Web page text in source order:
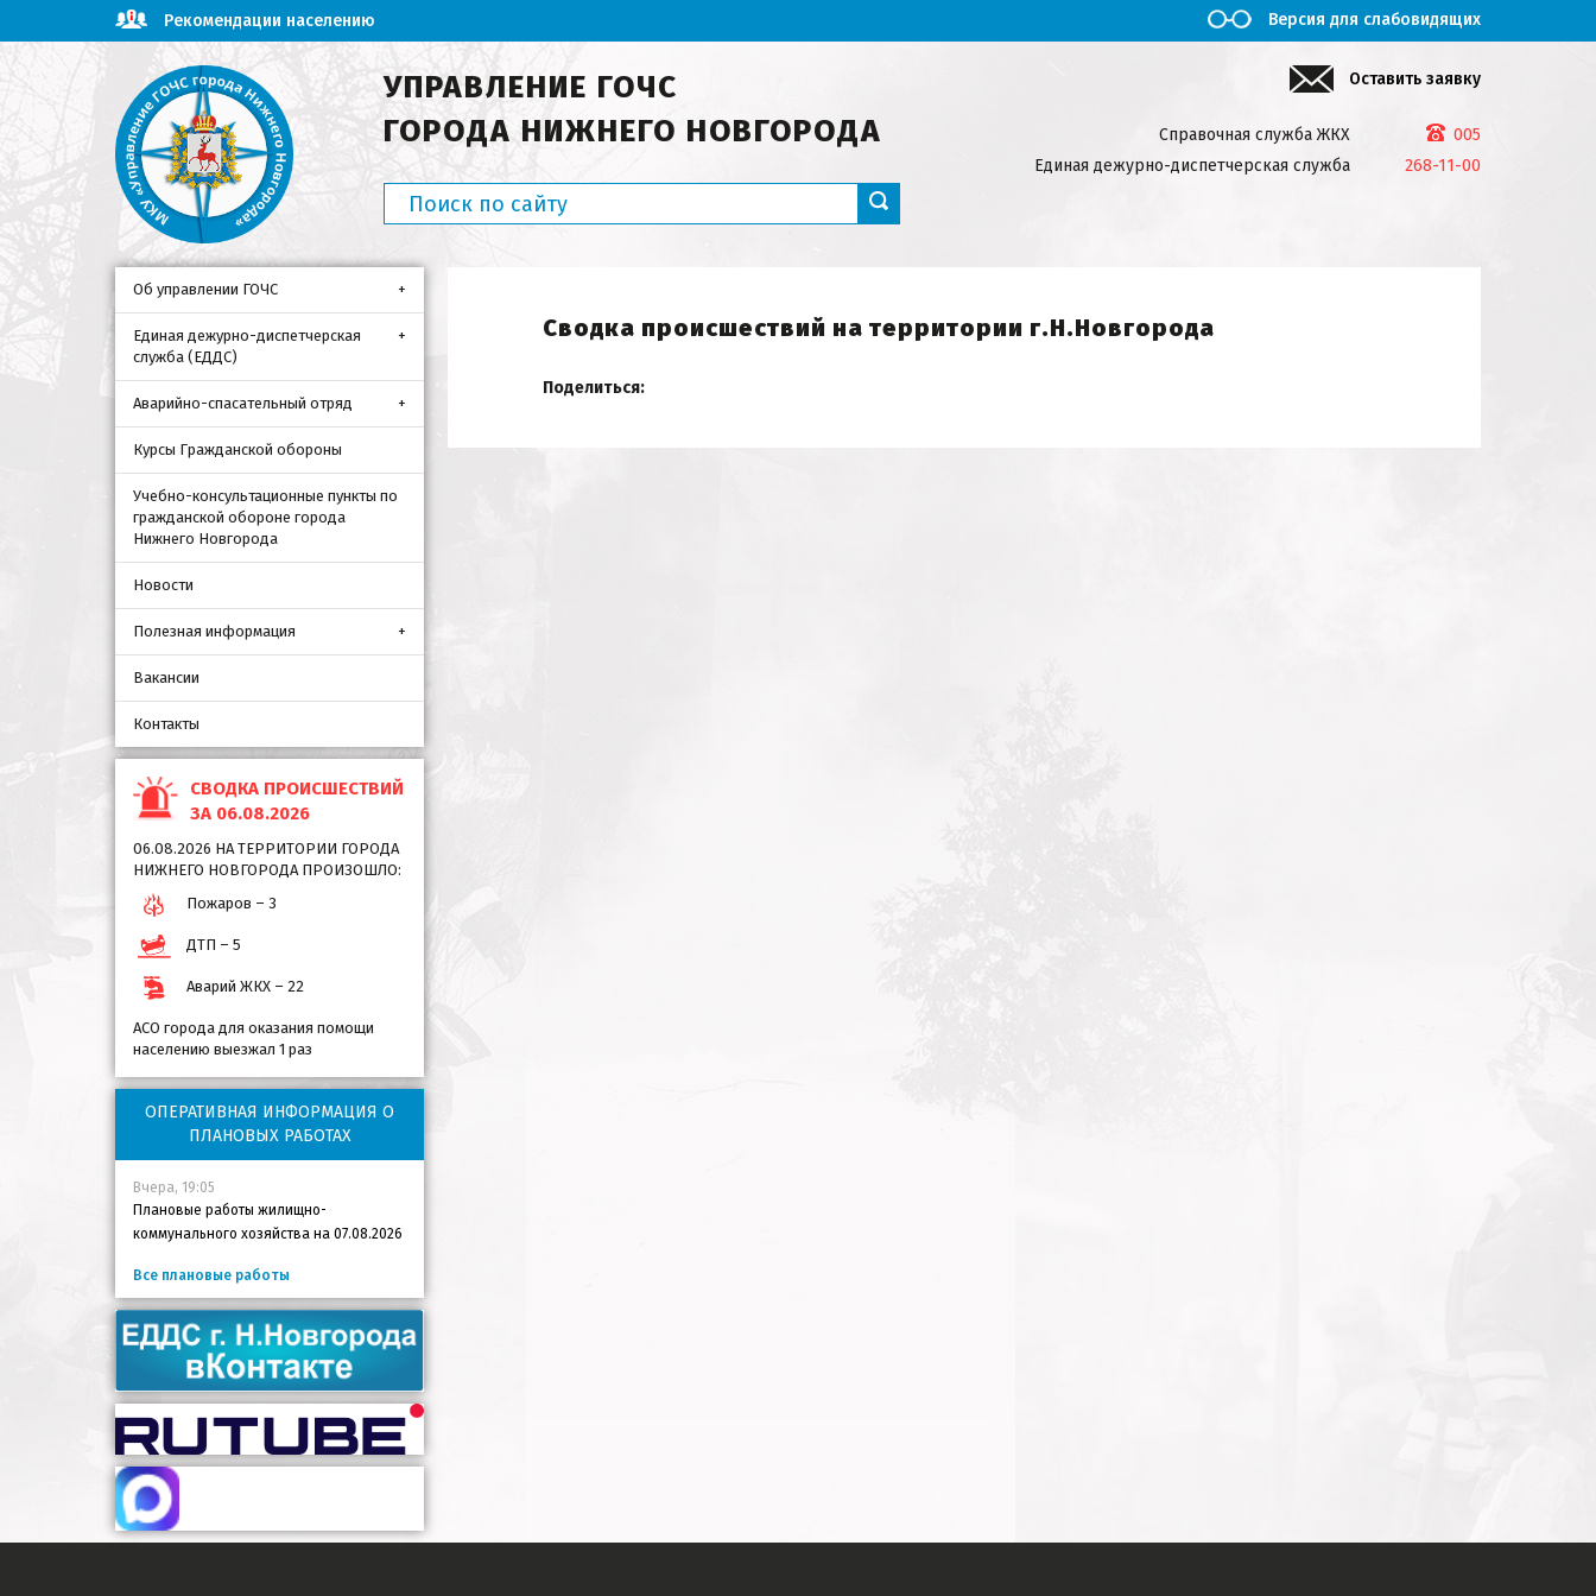
Рекомендации населению Версия для слабовидящих
УПРАВЛЕНИЕ ГОЧС
ГОРОДА НИЖНЕГО НОВГОРОДА
Оставить заявку
Справочная служба ЖКХ
005
Единая дежурно-диспетчерская служба
268-11-00
Об управлении ГОЧС
Единая дежурно-диспетчерская
служба (ЕДДС)
Аварийно-спасательный отряд
Курсы Гражданской обороны
Учебно-консультационные пункты по
гражданской обороне города
Нижнего Новгорода
Новости
Полезная информация
Вакансии
Контакты
СВОДКА ПРОИСШЕСТВИЙ
ЗА 06.08.2026
06.08.2026 НА ТЕРРИТОРИИ ГОРОДА
НИЖНЕГО НОВГОРОДА ПРОИЗОШЛО:
Пожаров – 3
ДТП – 5
Аварий ЖКХ – 22
АСО города для оказания помощи
населению выезжал 1 раз
ОПЕРАТИВНАЯ ИНФОРМАЦИЯ О
ПЛАНОВЫХ РАБОТАХ
Вчера, 19:05
Плановые работы жилищно-
коммунального хозяйства на 07.08.2026
Все плановые работы
Сводка происшествий на территории г.Н.Новгорода
Поделиться: